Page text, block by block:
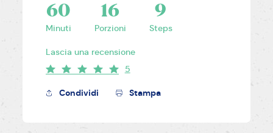
60
Minuti
16
Porzioni
9
Steps
Lascia una recensione
5
Condividi Stampa